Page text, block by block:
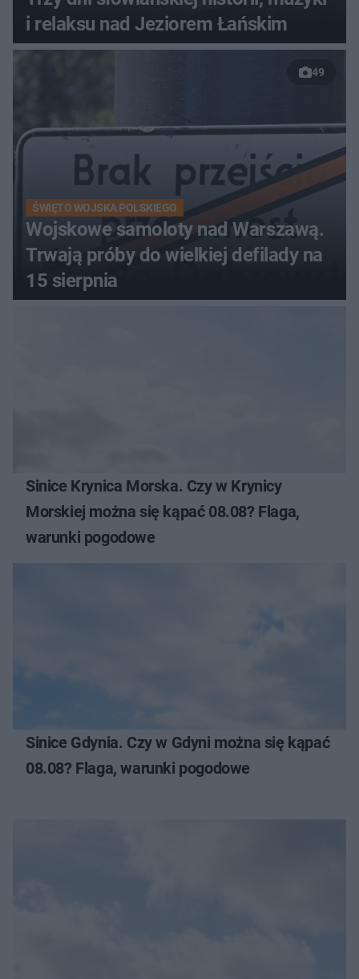
i relaksu nad Jeziorem Łańskim
49
ŚWIĘTO WOJSKA POLSKIEGO
Wojskowe samoloty nad Warszawą.
Trwają próby do wielkiej defilady na
15 sierpnia
Sinice Krynica Morska. Czy w Krynicy
Morskiej można się kąpać 08.08? Flaga,
warunki pogodowe
Sinice Gdynia. Czy w Gdyni można się kąpać
08.08? Flaga, warunki pogodowe